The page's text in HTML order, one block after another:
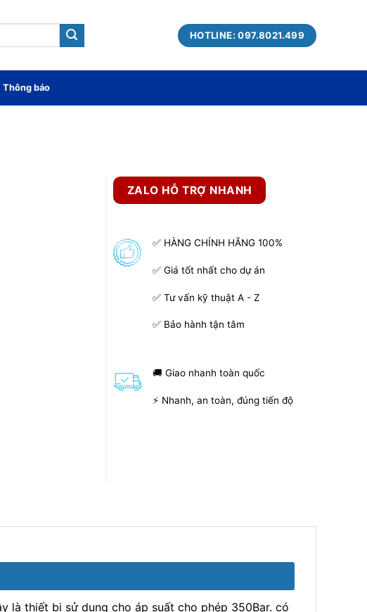
HOTLINE: 097.8021.499
Thông báo
ZALO HỖ TRỢ NHANH
✅ HÀNG CHÍNH HÃNG 100%
✅ Giá tốt nhất cho dự án
✅ Tư vấn kỹ thuật A - Z
✅ Bảo hành tận tâm
🚚 Giao nhanh toàn quốc
⚡ Nhanh, an toàn, đúng tiến độ
thiết bị sử dụng cho áp suất cho phép 350Bar. có